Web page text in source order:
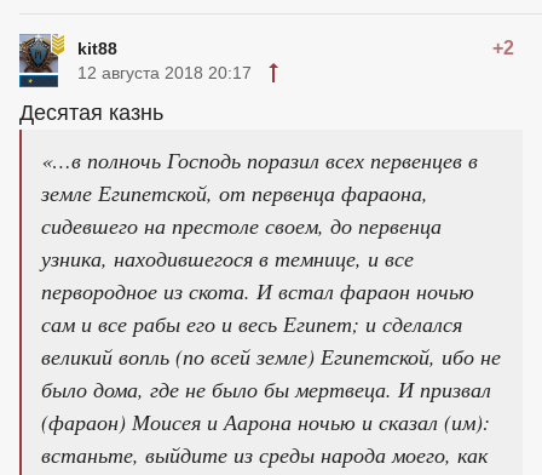
kit88 +2
12 августа 2018 20:17
Десятая казнь
«…в полночь Господь поразил всех первенцев в
земле Египетской, от первенца фараона,
сидевшего на престоле своем, до первенца
узника, находившегося в темнице, и все
первородное из скота. И встал фараон ночью
сам и все рабы его и весь Египет; и сделался
великий вопль (по всей земле) Египетской, ибо не
было дома, где не было бы мертвеца. И призвал
(фараон) Моисея и Аарона ночью и сказал (им):
встаньте, выйдите из среды народа моего, как